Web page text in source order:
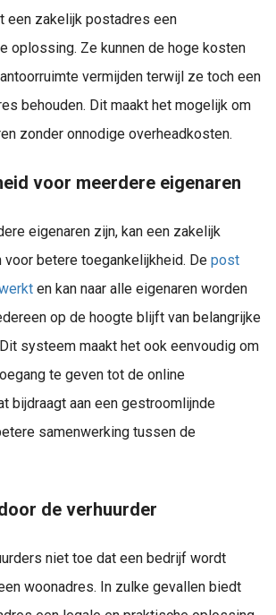
een zakelijk postadres een
oplossing. Ze kunnen de hoge kosten
vermijden terwijl ze toch een
behouden. Dit maakt het mogelijk om
zonder onnodige overheadkosten.
voor meerdere eigenaren
eigenaren zijn, kan een zakelijk
betere toegankelijkheid. De post
en kan naar alle eigenaren worden
op de hoogte blijft van belangrijke
systeem maakt het ook eenvoudig om
te geven tot de online
bijdraagt aan een gestroomlijnde
samenwerking tussen de
de verhuurder
niet toe dat een bedrijf wordt
woonadres. In zulke gevallen biedt